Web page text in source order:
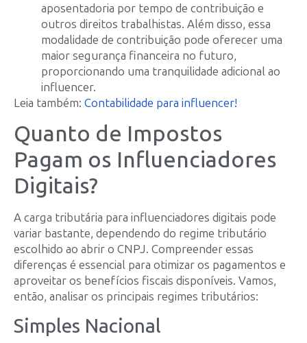
aposentadoria por tempo de contribuição e
outros direitos trabalhistas. Além disso, essa
modalidade de contribuição pode oferecer uma
maior segurança financeira no futuro,
proporcionando uma tranquilidade adicional ao
influencer.
Leia também: Contabilidade para influencer!
Quanto de Impostos
Pagam os Influenciadores
Digitais?
A carga tributária para influenciadores digitais pode
variar bastante, dependendo do regime tributário
escolhido ao abrir o CNPJ. Compreender essas
diferenças é essencial para otimizar os pagamentos e
aproveitar os benefícios fiscais disponíveis. Vamos,
então, analisar os principais regimes tributários:
Simples Nacional